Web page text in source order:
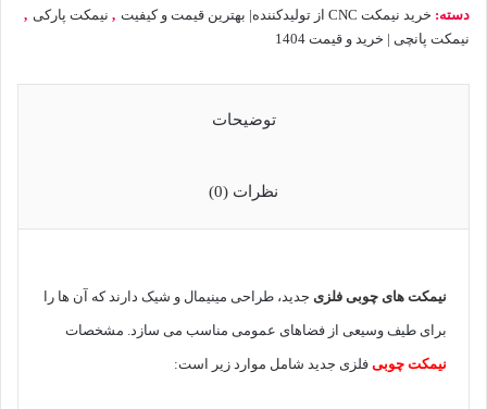
دسته: خرید نیمکت CNC از تولیدکننده| بهترین قیمت و کیفیت , نیمکت پارکی ,
نیمکت پانچی | خرید و قیمت 1404
توضیحات
نظرات (0)
نیمکت های چوبی فلزی جدید، طراحی مینیمال و شیک دارند که آن ها را
برای طیف وسیعی از فضاهای عمومی مناسب می سازد. مشخصات
نیمکت چوبی فلزی جدید شامل موارد زیر است: